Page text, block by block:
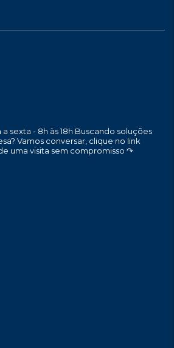
sexta - 8h às 18h Buscando soluções
Vamos conversar, clique no link
uma visita sem compromisso ↷